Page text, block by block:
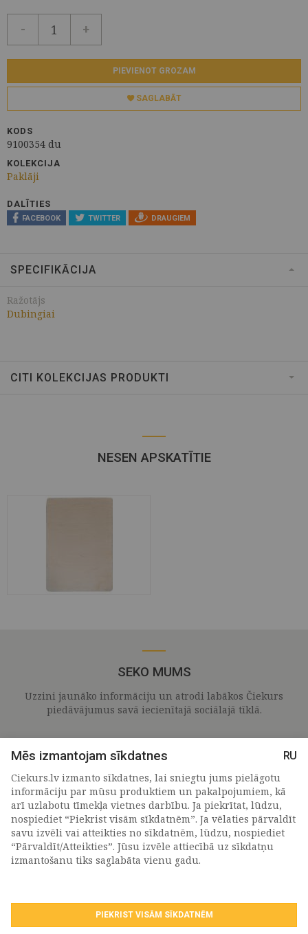
- +
PIEVIENOT GROZAM
SAGLABĀT
KODS
9100354 du
KOLEKCIJA
Paklāji
DALĪTIES
FACEBOOK TWITTER DRAUGIEM
SPECIFIKĀCIJA
Ražotājs
Dubingiai
CITI KOLEKCIJAS PRODUKTI
NESEN APSKATĪTIE
SEKO MUMS
Uzzini jaunāko informāciju un atrodi labākos Čiekurs
piedāvājumus savā iecienītajā sociālajā tīklā.
PIETEIKTIES MŪSU JAUNUMIEM
Piekrītu personasdatu apstrādes noteikumiem
Mēs izmantojam sīkdatnes
RU
Ciekurs.lv izmanto sīkdatnes, lai sniegtu jums pielāgotu
informāciju par mūsu produktiem un pakalpojumiem, kā
arī uzlabotu tīmekļa vietnes darbību. Ja piekrītat, lūdzu,
nospiediet “Piekrist visām sīkdatnēm”. Ja vēlaties pārvaldīt
savu izvēli vai atteikties no sīkdatnēm, lūdzu, nospiediet
“Pārvaldīt/Atteikties”. Jūsu izvēle attiecībā uz sīkdatņu
izmantošanu tiks saglabāta vienu gadu.
PIEKRIST VISĀM SĪKDATNĒM